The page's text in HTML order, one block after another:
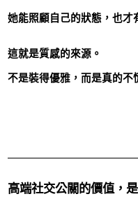
她能照顧自己的狀態，也才
這就是質感的來源。
不是裝得優雅，而是真的不
高端社交公關的價值，